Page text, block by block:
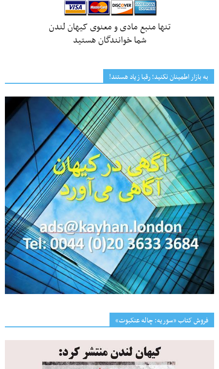
تنها منبع مادی و معنوی کیهان لندن
شما خوانندگان هستید
به بازار اطمینان نکنید؛ رقبا زیاد هستند!
فروش کتاب «سوریه: چاله عنکبوت»